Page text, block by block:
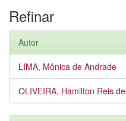
Refinar
Autor
LIMA, Mônica de Andrade
OLIVEIRA, Hamilton Reis de